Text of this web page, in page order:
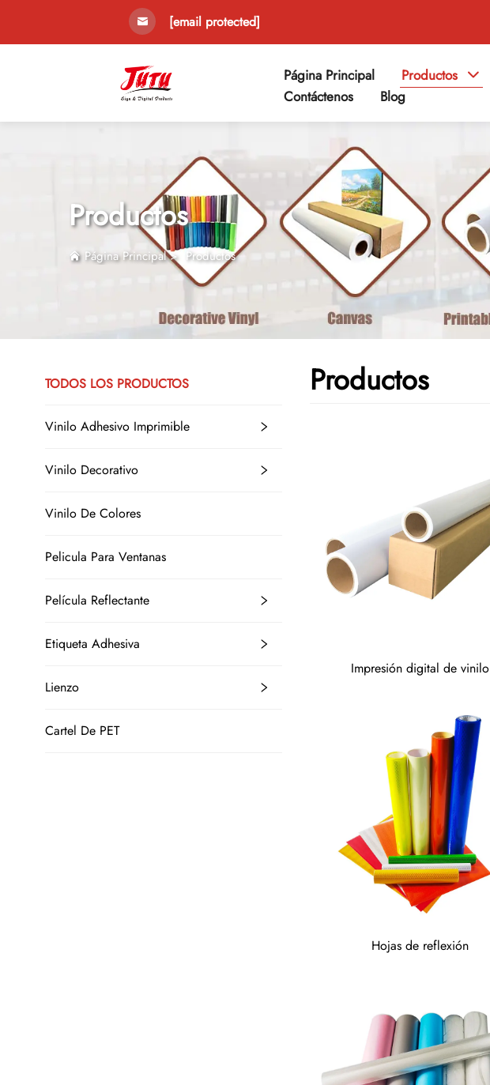
[email protected]
Página Principal Productos
Contáctenos
Blog
Productos
Página Principal> Productos
TODOS LOS PRODUCTOS
Vinilo Adhesivo Imprimible
Vinilo Decorativo
Vinilo De Colores
Pelicula Para Ventanas
Película Reflectante
Etiqueta Adhesiva
Lienzo
Cartel De PET
Productos
Impresión digital de vinilo
Hojas de reflexión